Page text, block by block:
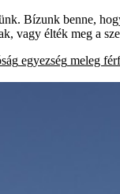
Bízunk benne,
vagy élték meg a
egyezség meleg